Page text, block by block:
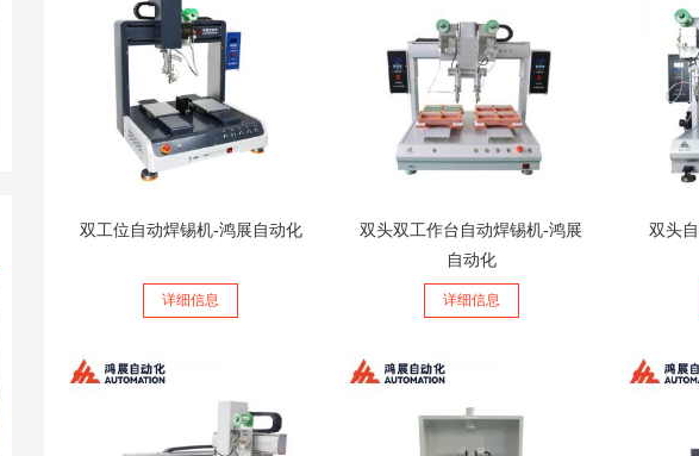
双工位自动焊锡机-鸿展自动化
详细信息
双头双工作台自动焊锡机-鸿展
自动化
详细信息
双头